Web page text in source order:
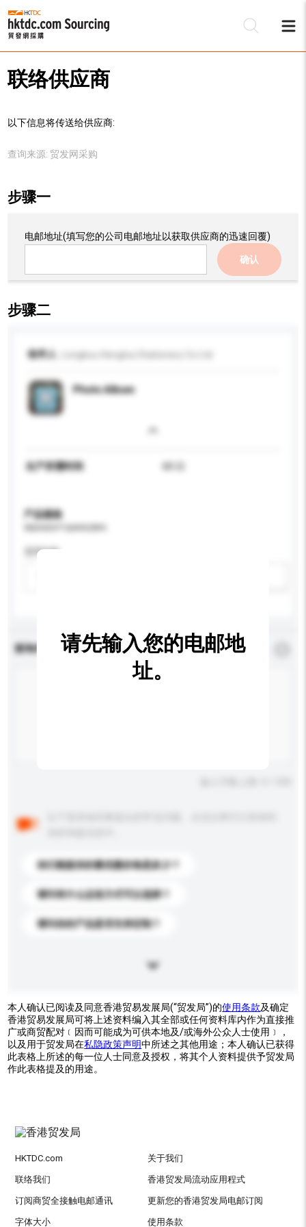
联络供应商
以下信息将传送给供应商:
查询来源: 贸发网采购
步骤一
电邮地址(填写您的公司电邮地址以获取供应商的迅速回覆)
确认
步骤二
收件人
Photo Album
生产所需时间 60 日
产品规格
适用年龄
查询内容 *必须填写
你们能提供的最优惠价格是多少？
请问有什么运送方式可以选择？
请问你的产品是否支持定制？
请先输入您的电邮地
址。
本人确认已阅读及同意香港贸易发展局(“贸发局”)的使用条款及确定
香港贸易发展局可将上述资料编入其全部或任何资料库内作为直接推
广或商贸配对﹝因而可能成为可供本地及/或海外公众人士使用﹞，
以及用于贸发局在私隐政策声明中所述之其他用途；本人确认已获得
此表格上所述的每一位人士同意及授权，将其个人资料提供予贸发局
作此表格提及的用途。
HKTDC.com 关于我们
联络我们 香港贸发局流动应用程式
订阅商贸全接触电邮通讯 更新您的香港贸发局电邮订阅
字体大小 使用条款